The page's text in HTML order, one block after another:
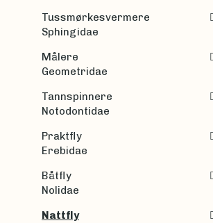
Tussmørkesvermere
Sphingidae
Målere
Geometridae
Tannspinnere
Notodontidae
Praktfly
Erebidae
Båtfly
Nolidae
Nattfly